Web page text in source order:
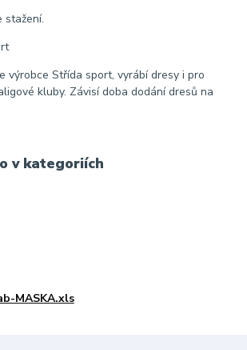
stažení.
výrobce Střída sport, vyrábí dresy i pro
kluby. Závisí doba dodání dresů na
v kategoriích
MASKA.xls